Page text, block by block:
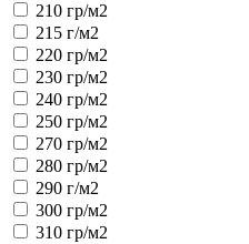
210 гр/м2
215 г/м2
220 гр/м2
230 гр/м2
240 гр/м2
250 гр/м2
270 гр/м2
280 гр/м2
290 г/м2
300 гр/м2
310 гр/м2